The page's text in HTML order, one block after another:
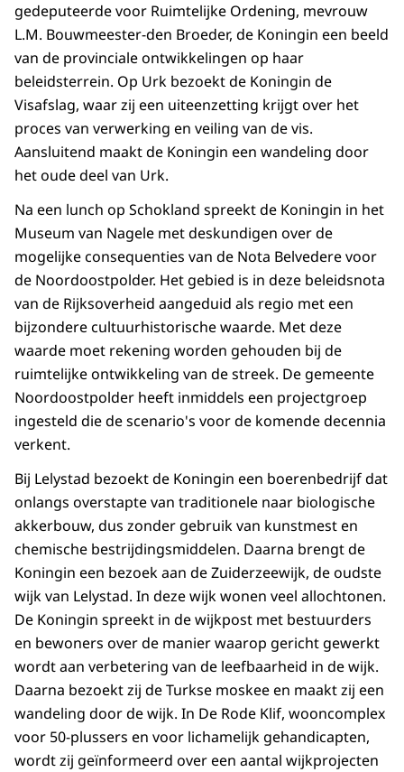
gedeputeerde voor Ruimtelijke Ordening, mevrouw
L.M. Bouwmeester-den Broeder, de Koningin een beeld
van de provinciale ontwikkelingen op haar
beleidsterrein. Op Urk bezoekt de Koningin de
Visafslag, waar zij een uiteenzetting krijgt over het
proces van verwerking en veiling van de vis.
Aansluitend maakt de Koningin een wandeling door
het oude deel van Urk.
Na een lunch op Schokland spreekt de Koningin in het
Museum van Nagele met deskundigen over de
mogelijke consequenties van de Nota Belvedere voor
de Noordoostpolder. Het gebied is in deze beleidsnota
van de Rijksoverheid aangeduid als regio met een
bijzondere cultuurhistorische waarde. Met deze
waarde moet rekening worden gehouden bij de
ruimtelijke ontwikkeling van de streek. De gemeente
Noordoostpolder heeft inmiddels een projectgroep
ingesteld die de scenario's voor de komende decennia
verkent.
Bij Lelystad bezoekt de Koningin een boerenbedrijf dat
onlangs overstapte van traditionele naar biologische
akkerbouw, dus zonder gebruik van kunstmest en
chemische bestrijdingsmiddelen. Daarna brengt de
Koningin een bezoek aan de Zuiderzeewijk, de oudste
wijk van Lelystad. In deze wijk wonen veel allochtonen.
De Koningin spreekt in de wijkpost met bestuurders
en bewoners over de manier waarop gericht gewerkt
wordt aan verbetering van de leefbaarheid in de wijk.
Daarna bezoekt zij de Turkse moskee en maakt zij een
wandeling door de wijk. In De Rode Klif, wooncomplex
voor 50-plussers en voor lichamelijk gehandicapten,
wordt zij geïnformeerd over een aantal wijkprojecten